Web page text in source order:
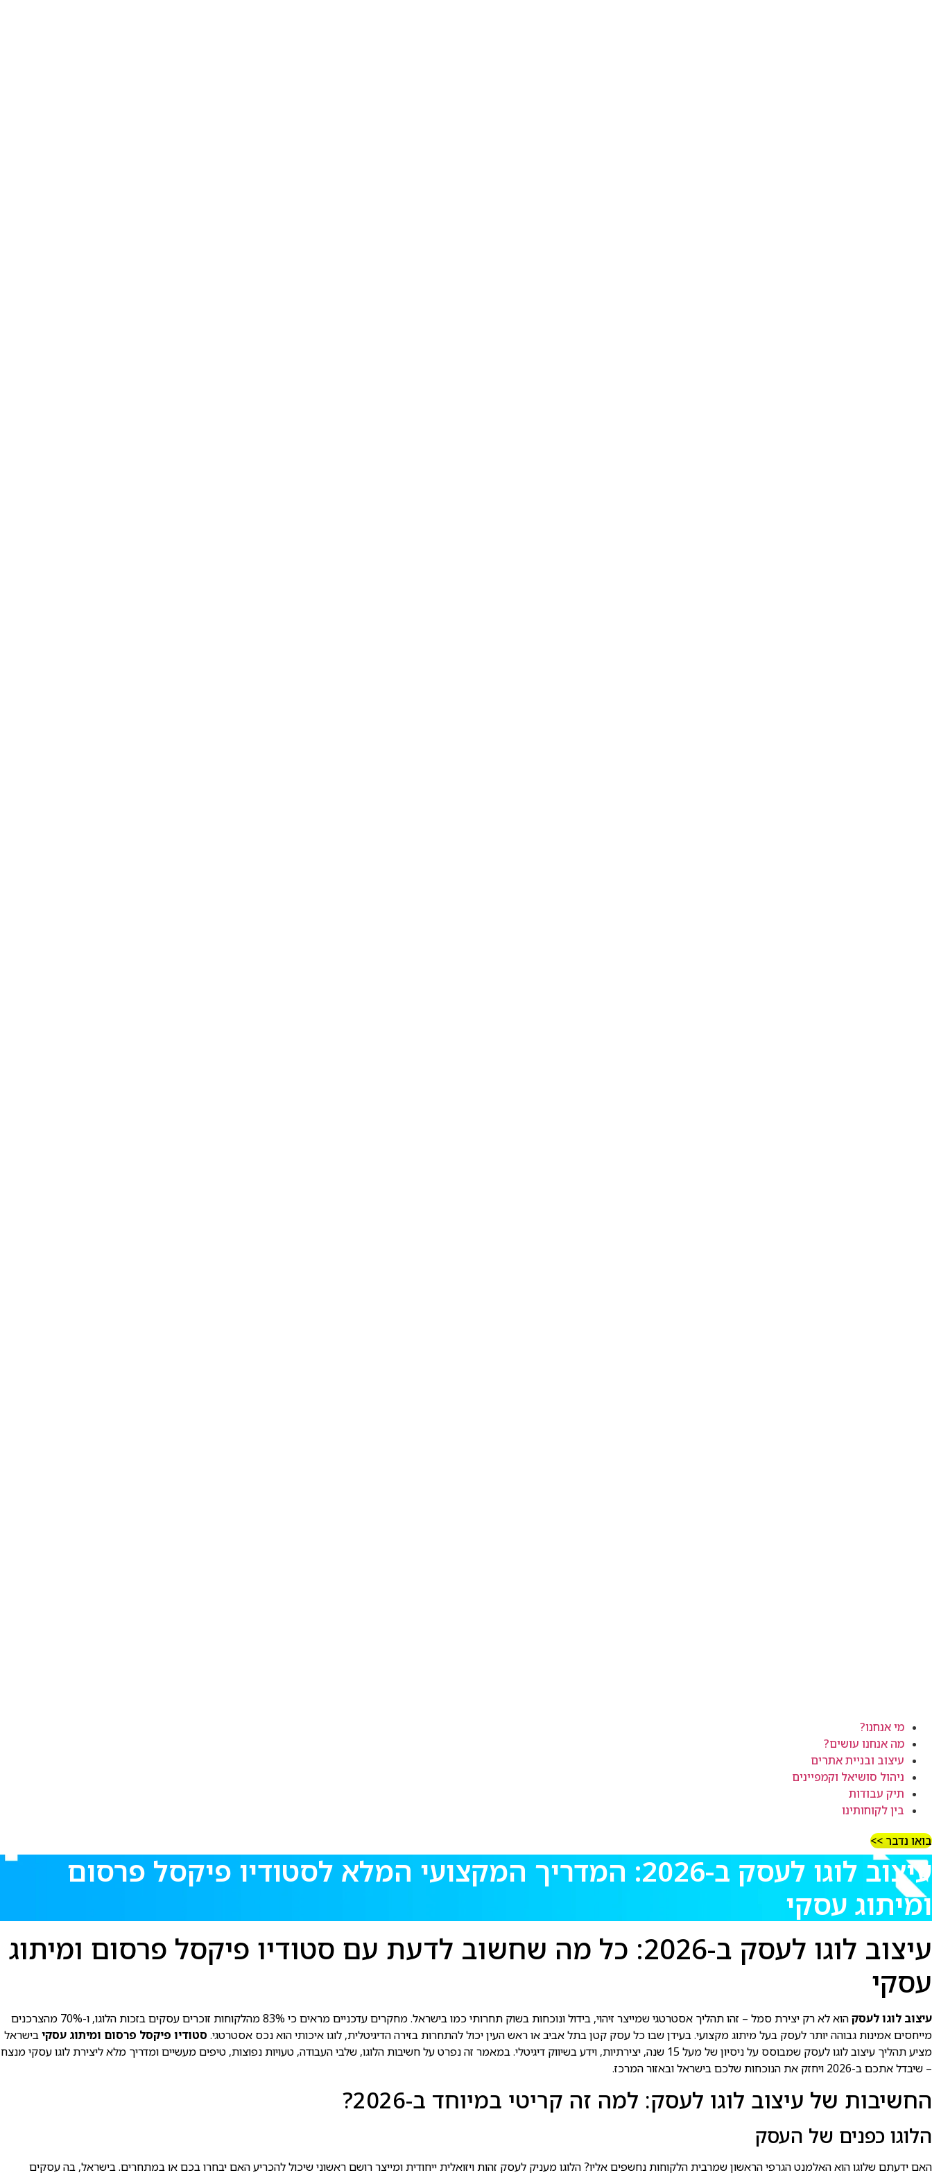
מי אנחנו?
מה אנחנו עושים?
עיצוב ובניית אתרים
ניהול סושיאל וקמפיינים
תיק עבודות
בין לקוחותינו
בואו נדבר >>
עיצוב לוגו לעסק ב-2026: המדריך המקצועי המלא לסטודיו פיקסל פרסום
ומיתוג עסקי
עיצוב לוגו לעסק ב-2026: כל מה שחשוב לדעת עם סטודיו פיקסל פרסום ומיתוג
עסקי
עיצוב לוגו לעסק
הוא לא רק יצירת סמל – זהו תהליך אסטרטגי שמייצר זיהוי, בידול ונוכחות בשוק תחרותי כמו בישראל. מחקרים עדכניים מראים כי 83% מהלקוחות זוכרים עסקים בזכות הלוגו, ו-70% מהצרכנים
מייחסים אמינות גבוהה יותר לעסק בעל מיתוג מקצועי. בעידן שבו כל עסק קטן בתל אביב או ראש העין יכול להתחרות בזירה הדיגיטלית, לוגו איכותי הוא נכס אסטרטגי. סטודיו פיקסל פרסום ומיתוג עסקיבישראל
מציע תהליך עיצוב לוגו לעסק שמבוסס על ניסיון של מעל 15 שנה, יצירתיות, וידע בשיווק דיגיטלי. במאמר זה נפרט על חשיבות הלוגו, שלבי העבודה, טעויות נפוצות, טיפים מעשיים ומדריך מלא ליצירת לוגו עסקי מנצח
– שיבדל אתכם ב-2026 ויחזק את הנוכחות שלכם בישראל ובאזור המרכז.
החשיבות של עיצוב לוגו לעסק: למה זה קריטי במיוחד ב-2026?
הלוגו כפנים של העסק
האם ידעתם שלוגו הוא האלמנט הגרפי הראשון שמרבית הלקוחות נחשפים אליו? הלוגו מעניק לעסק זהות ויזואלית ייחודית ומייצר רושם ראשוני שיכול להכריע האם יבחרו בכם או במתחרים. בישראל, בה עסקים